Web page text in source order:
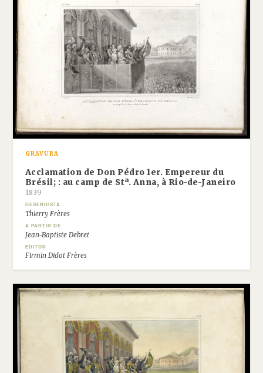
GRAVURA
Acclamation de Don Pédro 1er. Empereur du
Brésil; : au camp de Stª. Anna, à Rio-de-Janeiro
1839
DESENHISTA
Thierry Frères
A PARTIR DE
Jean-Baptiste Debret
EDITOR
Firmin Didot Frères